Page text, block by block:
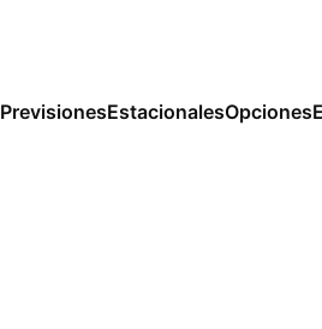
PrevisionesEstacionalesOpciones